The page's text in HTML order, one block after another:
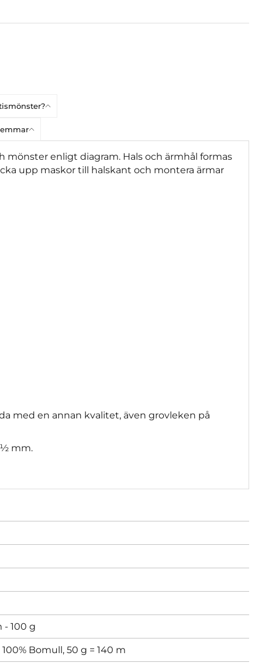
mönster enligt diagram. Hals och ärmhål formas
upp maskor till halskant och montera ärmar
med en annan kvalitet, även grovleken på
mm.
- 100 g
100% Bomull, 50 g = 140 m